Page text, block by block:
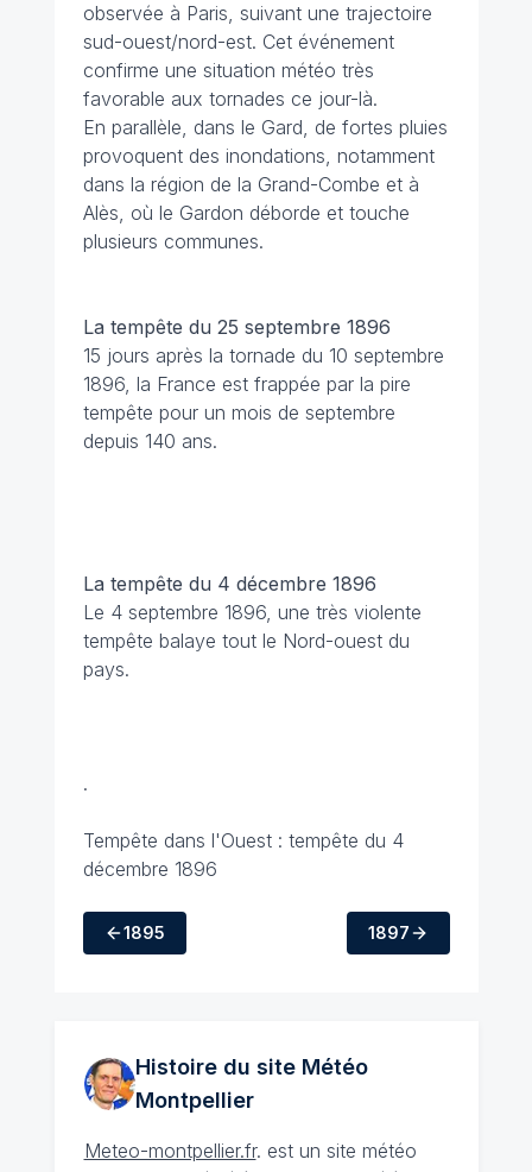
observée à Paris, suivant une trajectoire
sud-ouest/nord-est. Cet événement
confirme une situation météo très
favorable aux tornades ce jour-là.
En parallèle, dans le Gard, de fortes pluies
provoquent des inondations, notamment
dans la région de la Grand-Combe et à
Alès, où le Gardon déborde et touche
plusieurs communes.
La tempête du 25 septembre 1896
15 jours après la tornade du 10 septembre
1896, la France est frappée par la pire
tempête pour un mois de septembre
depuis 140 ans.
La tempête du 4 décembre 1896
Le 4 septembre 1896, une très violente
tempête balaye tout le Nord-ouest du
pays.
.
Tempête dans l'Ouest : tempête du 4
décembre 1896
1895 1897
Histoire du site Météo
Montpellier
Meteo-montpellier.fr. est un site météo